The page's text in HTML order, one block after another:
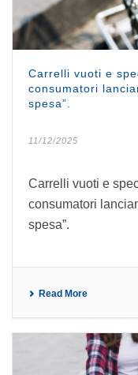
Carrelli vuoti e
consumatori
spesa”.
11/12/2025
Carrelli vuoti e
consumatori
spesa”.
Read More